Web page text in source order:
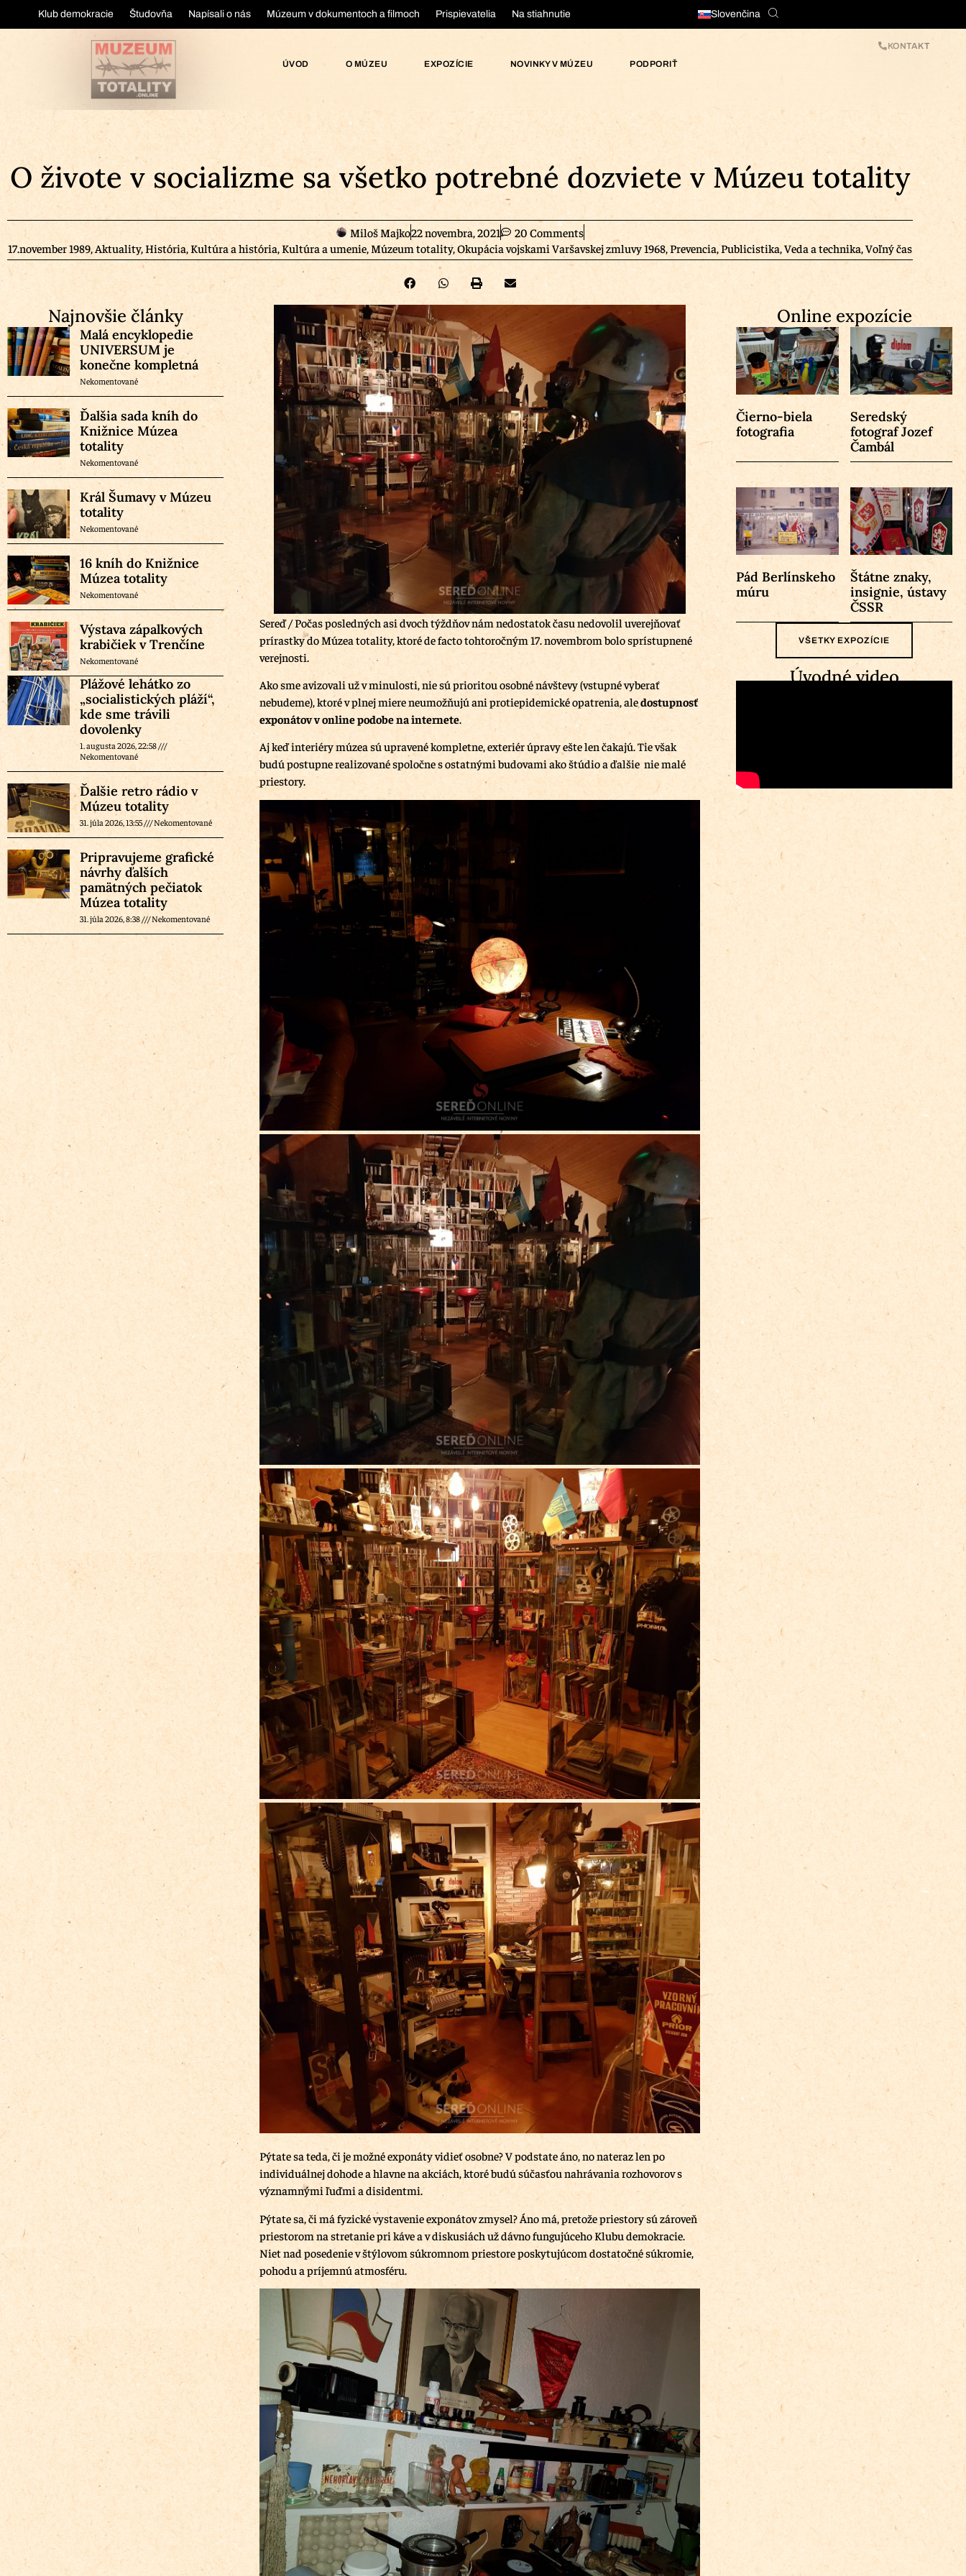
Klub demokracie Študovňa Napísali o nás Múzeum v dokumentoch a filmoch Prispievatelia Na stiahnutie Slovenčina
ÚVOD O MÚZEU EXPOZÍCIE NOVINKY V MÚZEU PODPORIŤ
KONTAKT
O živote v socializme sa všetko potrebné dozviete v Múzeu totality
Miloš Majko22 novembra, 2021
20 Comments
17.november 1989,Aktuality, História Kultúra a história ,Kultúra a umenie Múzeum totality, Okupácia vojskami Varšavskej zmluvy 1968 Prevencia ,Publicistika Veda a technika Voľný čas
Najnovšie články
Malá encyklopedie
UNIVERSUM je
konečne kompletná
Nekomentované
Ďalšia sada kníh do
Knižnice Múzea
totality
Nekomentované
Král Šumavy v Múzeu
totality
Nekomentované
16 kníh do Knižnice
Múzea totality
Nekomentované
Výstava zápalkových
krabičiek v Trenčíne
Nekomentované
Plážové lehátko zo
„socialistických pláží“,
kde sme trávili
dovolenky
1. augusta 2026, 22:58
Nekomentované
Ďalšie retro rádio v
Múzeu totality
31. júla 2026, 13:55 Nekomentované
Pripravujeme grafické
návrhy ďalších
pamätných pečiatok
Múzea totality
31. júla 2026, 8:38 Nekomentované
Sereď / Počas posledných asi dvoch týždňov nám nedostatok času nedovolil uverejňovať
prírastky do Múzea totality, ktoré de facto tohtoročným 17. novembrom bolo sprístupnené
verejnosti.
Ako sme avizovali už v minulosti, nie sú prioritou osobné návštevy (vstupné vyberať
nebudeme), ktoré v plnej miere neumožňujú ani protiepidemické opatrenia, aledostupnosť
exponátov v online podobe na internete.
Aj keď interiéry múzea sú upravené kompletne, exteriér úpravy ešte len čakajú. Tie však
budú postupne realizované spoločne s ostatnými budovami ako štúdio a ďalšie nie malé
priestory.
Pýtate sa teda, či je možné exponáty vidieť osobne? V podstate áno, no nateraz len po
individuálnej dohode a hlavne na akciách, ktoré budú súčasťou nahrávania rozhovorov s
významnými ľuďmi a disidentmi.
Pýtate sa, či má fyzické vystavenie exponátov zmysel? Áno má, pretože priestory sú zároveň
priestorom na stretanie pri káve a v diskusiách už dávno fungujúceho Klubu demokracie.
Niet nad posedenie v štýlovom súkromnom priestore poskytujúcom dostatočné súkromie,
pohodu a príjemnú atmosféru.
Online expozície
Čierno-biela
fotografia
Seredský
fotograf Jozef
Čambál
Pád Berlínskeho
múru
Štátne znaky,
insignie, ústavy
ČSSR
VŠETKY EXPOZÍCIE
Úvodné video